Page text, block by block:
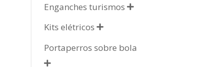
Enganches turismos 
Kits elétricos 
Portaperros sobre bola
